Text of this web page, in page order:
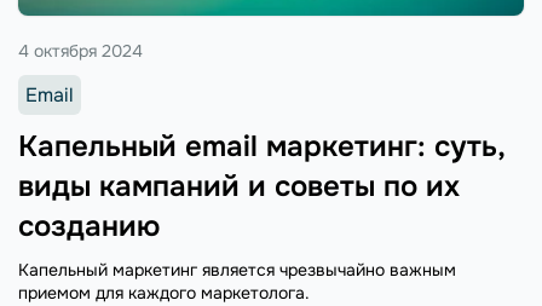
Капельный email маркетинг: суть,
виды кампаний и советы по их
созданию
4 октября 2024
Email
Капельный маркетинг является чрезвычайно важным
приемом для каждого маркетолога.